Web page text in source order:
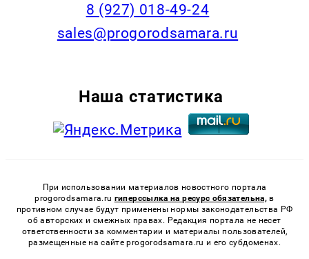
8 (927) 018-49-24
sales@progorodsamara.ru
Наша статистика
При использовании материалов новостного портала
progorodsamara.ru гиперссылка на ресурс обязательна, в
противном случае будут применены нормы законодательства РФ
об авторских и смежных правах. Редакция портала не несет
ответственности за комментарии и материалы пользователей,
размещенные на сайте progorodsamara.ru и его субдоменах.